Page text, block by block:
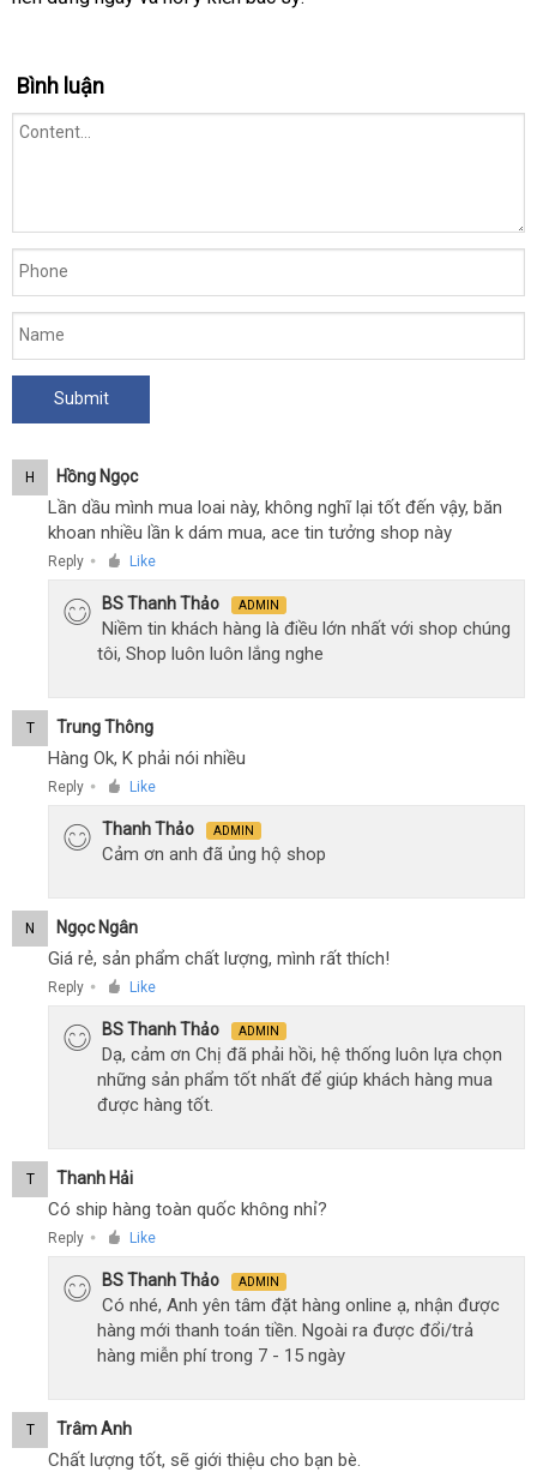
Bình luận
H Hồng Ngọc
Lần dầu mình mua loai này, không nghĩ lại tốt đến vậy, băn
khoan nhiều lần k dám mua, ace tin tưởng shop này
Reply ● Like
BS Thanh Thảo ADMIN
Niềm tin khách hàng là điều lớn nhất với shop chúng
tôi, Shop luôn luôn lắng nghe
T Trung Thông
Hàng Ok, K phải nói nhiều
Reply ● Like
Thanh Thảo ADMIN
Cảm ơn anh đã ủng hộ shop
N Ngọc Ngân
Giá rẻ, sản phẩm chất lượng, mình rất thích!
Reply ● Like
BS Thanh Thảo ADMIN
Dạ, cảm ơn Chị đã phải hồi, hệ thống luôn lựa chọn
những sản phẩm tốt nhất để giúp khách hàng mua
được hàng tốt.
T Thanh Hải
Có ship hàng toàn quốc không nhỉ?
Reply ● Like
BS Thanh Thảo ADMIN
Có nhé, Anh yên tâm đặt hàng online ạ, nhận được
hàng mới thanh toán tiền. Ngoài ra được đổi/trả
hàng miễn phí trong 7 - 15 ngày
T Trâm Anh
Chất lượng tốt, sẽ giới thiệu cho bạn bè.